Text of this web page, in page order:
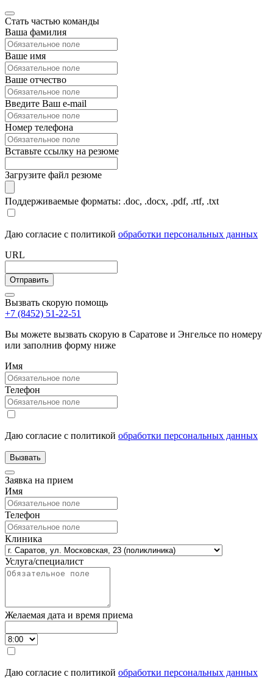
Стать частью команды
Ваша фамилия
Ваше имя
Ваше отчество
Введите Ваш e-mail
Номер телефона
Вставьте ссылку на резюме
Загрузите файл резюме
Поддерживаемые форматы: .doc, .docx, .pdf, .rtf, .txt
Даю согласие с политикой обработки персональных данных
URL
Вызвать скорую помощь
+7 (8452) 51-22-51
Вы можете вызвать скорую в Саратове и Энгельсе по номеру
или заполнив форму ниже
Имя
Телефон
Даю согласие с политикой обработки персональных данных
Заявка на прием
Имя
Телефон
Клиника
Услуга/специалист
Желаемая дата и время приема
Даю согласие с политикой обработки персональных данных